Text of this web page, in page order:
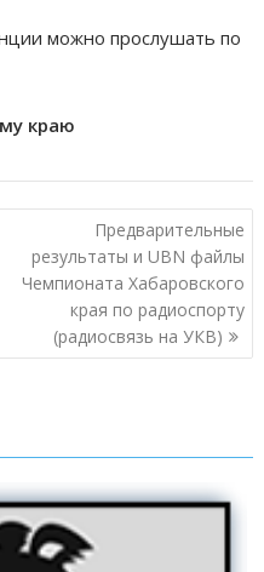
можно прослушать по
краю
Предварительные
результаты и UBN файлы
Чемпионата Хабаровского
края по радиоспорту
(радиосвязь на УКВ)